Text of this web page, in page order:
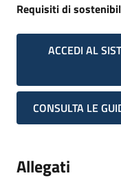
Requisiti di
ACCEDI AL
CONSULTA LE
Allegati